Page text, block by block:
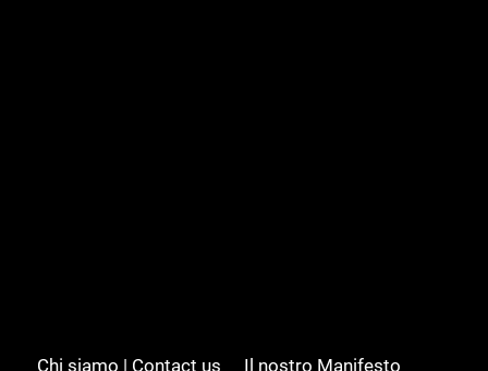
Chi siamo | Contact us Il nostro Manifesto